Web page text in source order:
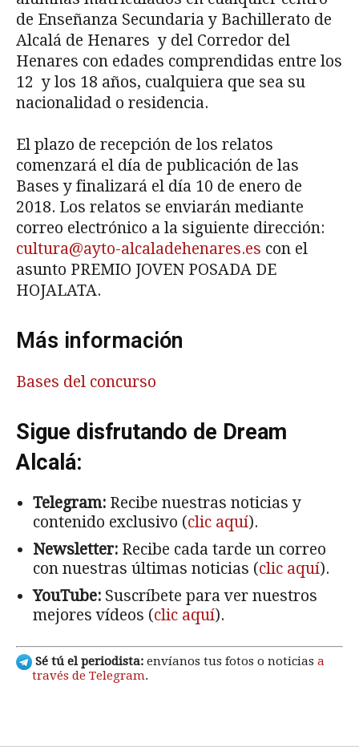
de Enseñanza Secundaria y Bachillerato de
Alcalá de Henares y del Corredor del
Henares con edades comprendidas entre los
12 y los 18 años, cualquiera que sea su
nacionalidad o residencia.
El plazo de recepción de los relatos
comenzará el día de publicación de las
Bases y finalizará el día 10 de enero de
2018. Los relatos se enviarán mediante
correo electrónico a la siguiente dirección:
cultura@ayto-alcaladehenares.es con el
asunto PREMIO JOVEN POSADA DE
HOJALATA.
Más información
Bases del concurso
Sigue disfrutando de Dream
Alcalá:
Telegram: Recibe nuestras noticias y
contenido exclusivo (clic aquí).
Newsletter: Recibe cada tarde un correo
con nuestras últimas noticias (clic aquí).
YouTube: Suscríbete para ver nuestros
mejores vídeos (clic aquí).
Sé tú el periodista: envíanos tus fotos o noticias a
través de Telegram.